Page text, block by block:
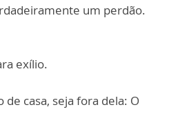
um perdão.
exílio.
de casa, seja fora dela: O